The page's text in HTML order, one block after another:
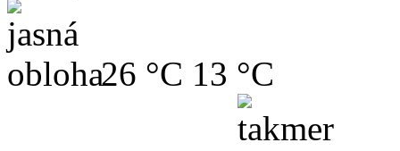
26 °C 13 °C